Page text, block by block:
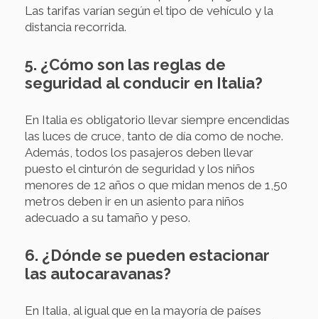
Las tarifas varían según el tipo de vehículo y la
distancia recorrida.
5. ¿Cómo son las reglas de
seguridad al conducir en Italia?
En Italia es obligatorio llevar siempre encendidas
las luces de cruce, tanto de día como de noche.
Además, todos los pasajeros deben llevar
puesto el cinturón de seguridad y los niños
menores de 12 años o que midan menos de 1,50
metros deben ir en un asiento para niños
adecuado a su tamaño y peso.
6. ¿Dónde se pueden estacionar
las autocaravanas?
En Italia, al igual que en la mayoría de países